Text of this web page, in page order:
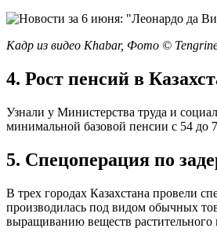
Кадр из видео Khabar, Фото ©️
4. Рост пенсий в
Узнали у Министерства труда и
минимальной базовой пенсии с 54
5. Спецоперация по
В трех городах Казахстана провели
производилась под видом обычных
выращиванию веществ